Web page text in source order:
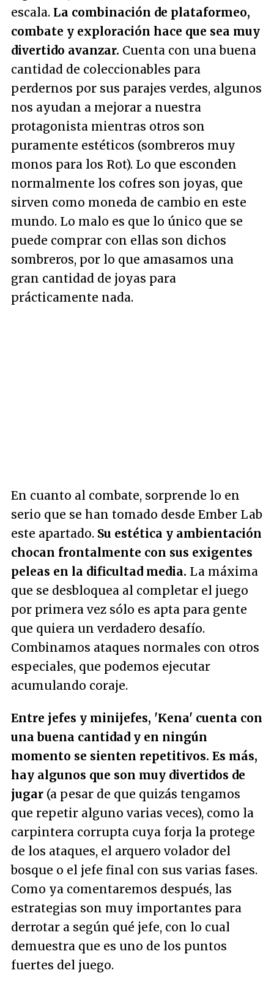
escala. La combinación de plataformeo,
combate y exploración hace que sea muy
divertido avanzar. Cuenta con una buena
cantidad de coleccionables para
perdernos por sus parajes verdes, algunos
nos ayudan a mejorar a nuestra
protagonista mientras otros son
puramente estéticos (sombreros muy
monos para los Rot). Lo que esconden
normalmente los cofres son joyas, que
sirven como moneda de cambio en este
mundo. Lo malo es que lo único que se
puede comprar con ellas son dichos
sombreros, por lo que amasamos una
gran cantidad de joyas para
prácticamente nada.
En cuanto al combate, sorprende lo en
serio que se han tomado desde Ember Lab
este apartado. Su estética y ambientación
chocan frontalmente con sus exigentes
peleas en la dificultad media. La máxima
que se desbloquea al completar el juego
por primera vez sólo es apta para gente
que quiera un verdadero desafío.
Combinamos ataques normales con otros
especiales, que podemos ejecutar
acumulando coraje.
Entre jefes y minijefes, 'Kena' cuenta con
una buena cantidad y en ningún
momento se sienten repetitivos. Es más,
hay algunos que son muy divertidos de
jugar (a pesar de que quizás tengamos
que repetir alguno varias veces), como la
carpintera corrupta cuya forja la protege
de los ataques, el arquero volador del
bosque o el jefe final con sus varias fases.
Como ya comentaremos después, las
estrategias son muy importantes para
derrotar a según qué jefe, con lo cual
demuestra que es uno de los puntos
fuertes del juego.